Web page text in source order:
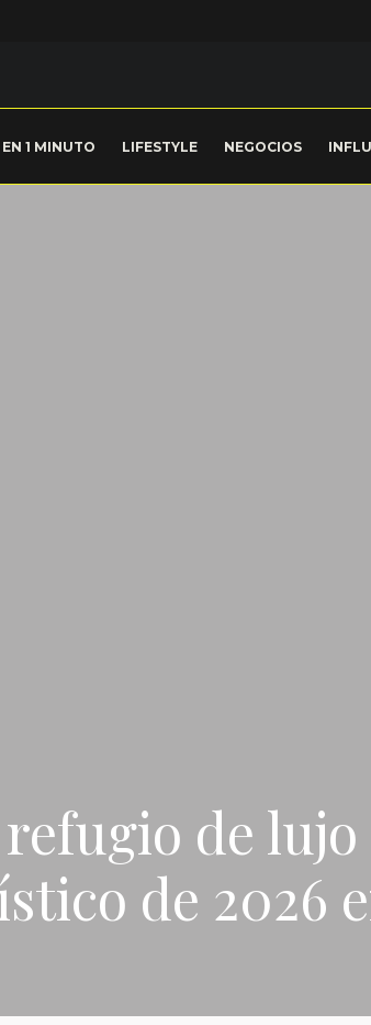
1 MINUTO LIFESTYLE NEGOCIOS
de
de 2026